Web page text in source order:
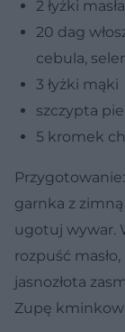
2 łyżki masła
20 dag
cebula,
3 łyżki mąki
szczypta
5 kromek
garnka z
ugotuj wywar.
rozpuść
jasnozłota
Zupę